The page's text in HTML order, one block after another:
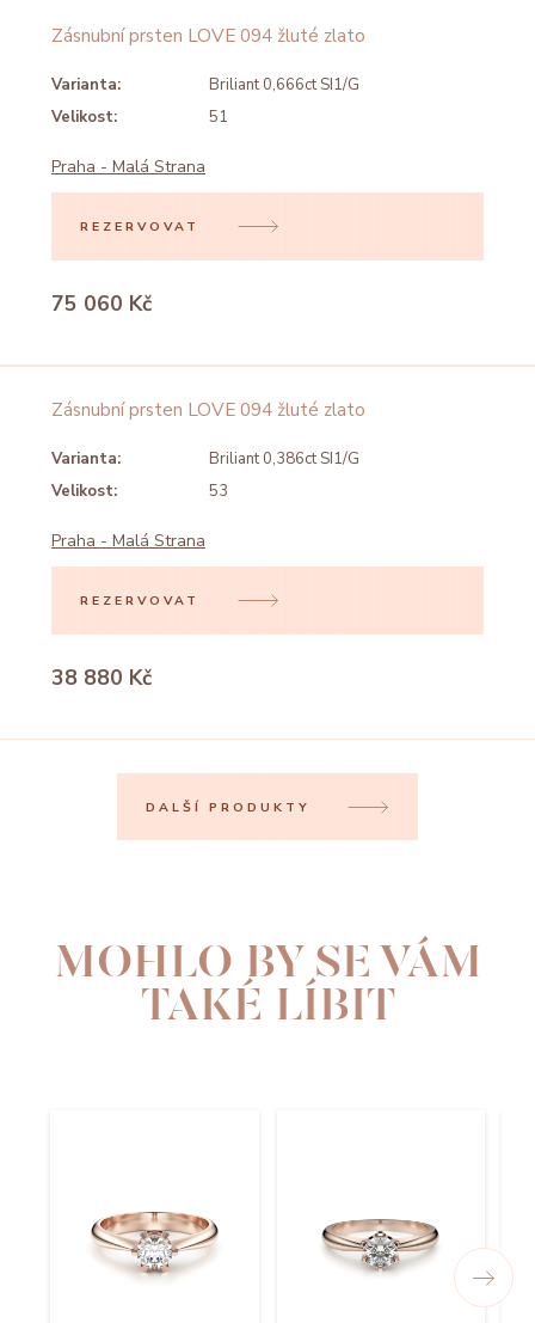
Zásnubní prsten LOVE 094 žluté zlato
Varianta:
Briliant 0,666ct SI1/G
Velikost:
51
Praha - Malá Strana
REZERVOVAT
75 060 Kč
Zásnubní prsten LOVE 094 žluté zlato
Varianta:
Briliant 0,386ct SI1/G
Velikost:
53
Praha - Malá Strana
REZERVOVAT
38 880 Kč
DALŠÍ PRODUKTY
MOHLO BY SE VÁM
TAKÉ LÍBIT